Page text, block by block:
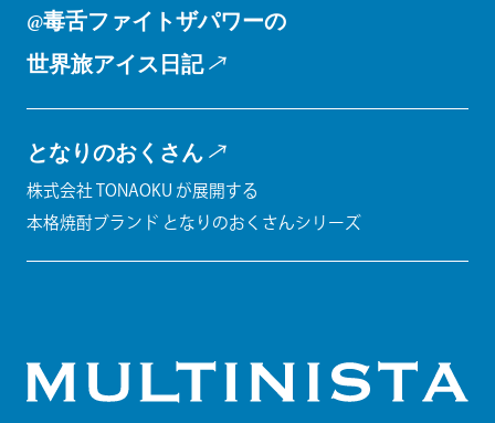
@毒舌ファイトザパワーの
世界旅アイス日記
となりのおくさん
株式会社 TONAOKU が展開する
本格焼酎ブランド となりのおくさんシリーズ